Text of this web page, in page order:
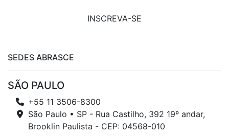
INSCREVA-SE
SEDES ABRASCE
SÃO PAULO
+55 11 3506-8300
São Paulo • SP - Rua Castilho, 392 19º andar,
Brooklin Paulista - CEP: 04568-010